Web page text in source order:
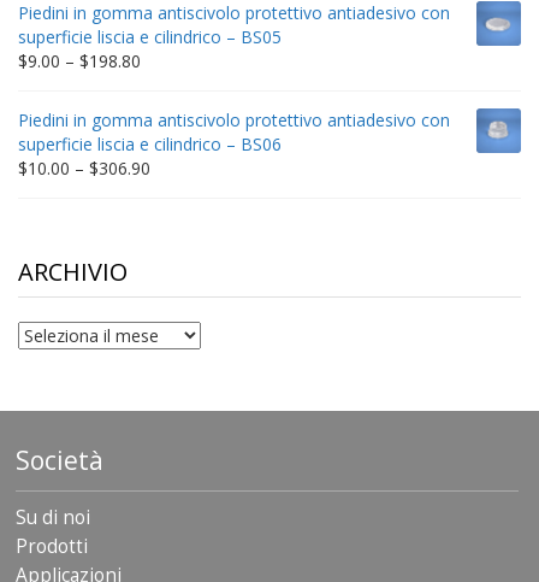
through
$332.65
Piedini in gomma antiscivolo protettivo antiadesivo con
superficie liscia e cilindrico – BS05
$9.00 – $198.80
through
$198.80
Piedini in gomma antiscivolo protettivo antiadesivo con
superficie liscia e cilindrico – BS06
$10.00 – $306.90
ARCHIVIO
archivio
Società
Su di noi
Prodotti
Applicazioni